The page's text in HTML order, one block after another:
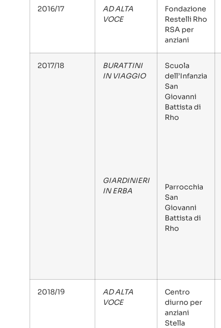
2016/17
AD ALTA
VOCE
Fondazione
Restelli Rho
RSA per
anziani
2017/18
BURATTINI
IN VIAGGIO
GIARDINIERI
IN ERBA
Scuola
dell’Infanzia
San
Giovanni
Battista di
Rho
Parrocchia
San
Giovanni
Battista di
Rho
2018/19
AD ALTA
VOCE
Centro
diurno per
anziani
Stella